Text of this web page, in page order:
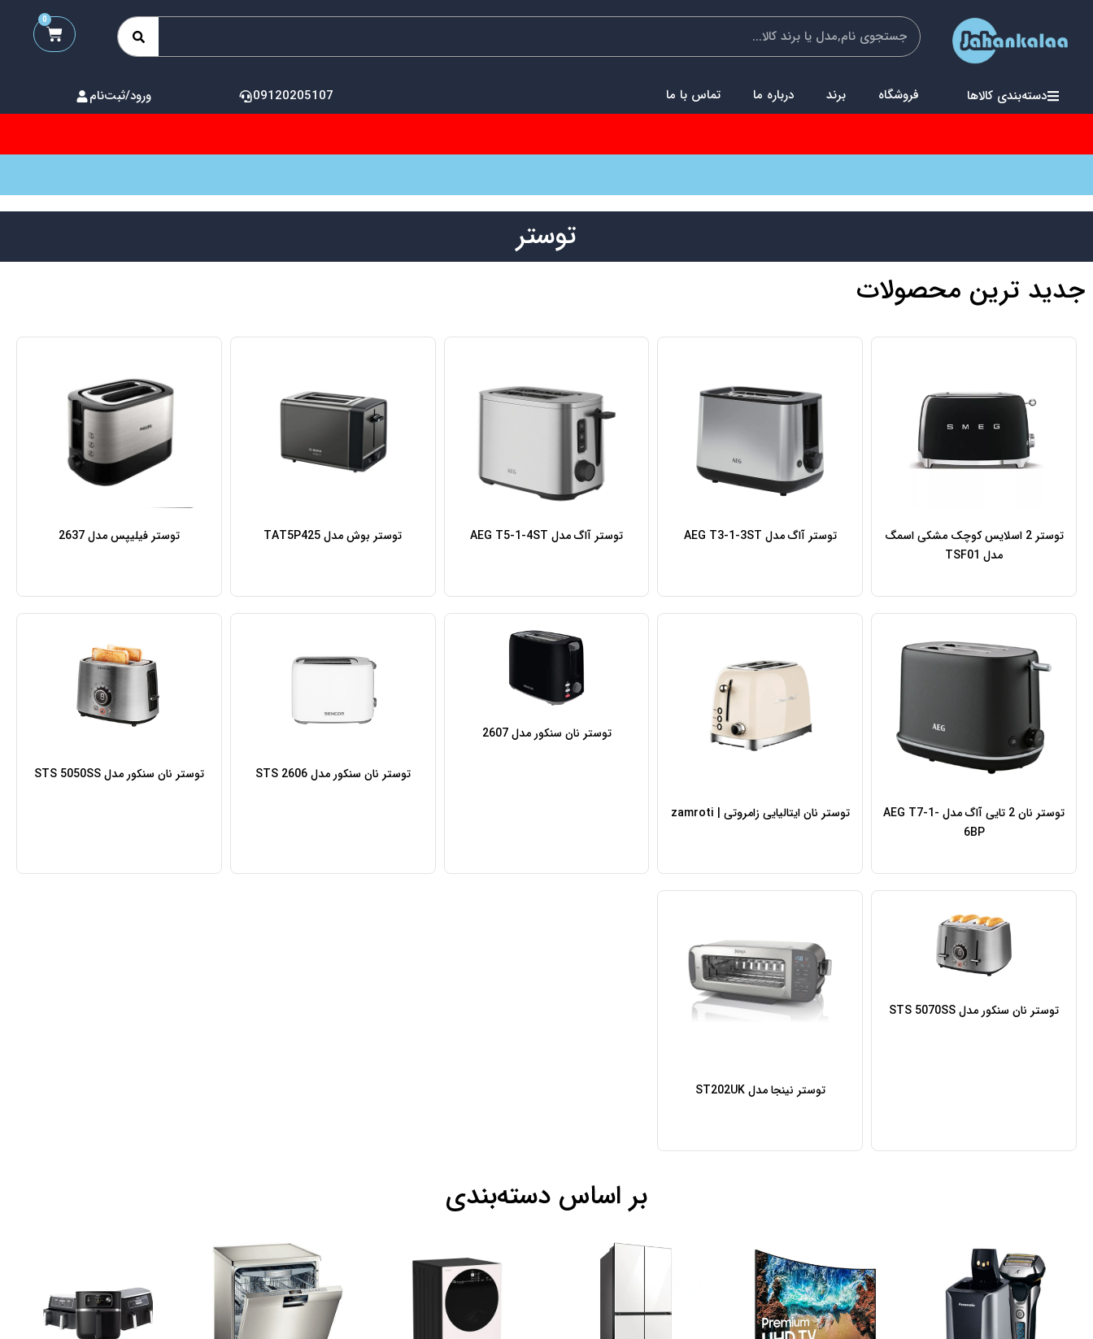
0
دسته‌بندی کالاها فروشگاه برند درباره ما تماس با ما 09120205107 ورود/ثبت‌نام
توستر
جدید ترین محصولات
توستر 2 اسلایس کوچک مشکی اسمگ
مدل TSF01
توستر آاگ مدل AEG T3-1-3ST توستر آاگ مدل AEG T5-1-4ST توستر بوش مدل TAT5P425 توستر فیلیپس مدل 2637
توستر نان 2 تایی آاگ مدل AEG T7-1-
6BP
توستر نان ایتالیایی زامروتی | zamroti
توستر نان سنکور مدل 2607
توستر نان سنکور مدل STS 2606 توستر نان سنکور مدل STS 5050SS
توستر نان سنکور مدل STS 5070SS
توستر نینجا مدل ST202UK
بر اساس دسته‌بندی